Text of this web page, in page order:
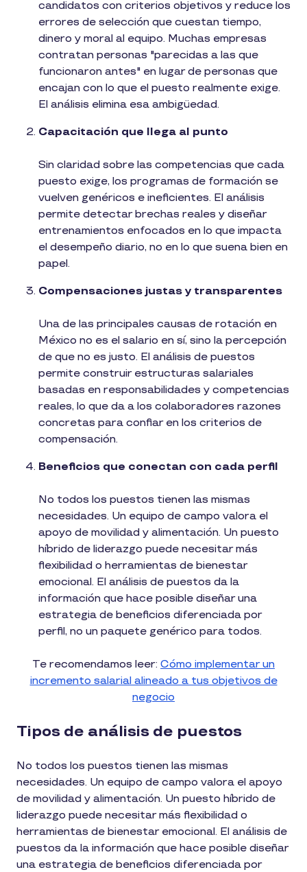
candidatos con criterios objetivos y reduce los
errores de selección que cuestan tiempo,
dinero y moral al equipo. Muchas empresas
contratan personas "parecidas a las que
funcionaron antes" en lugar de personas que
encajan con lo que el puesto realmente exige.
El análisis elimina esa ambigüedad.
Capacitación que llega al punto
Sin claridad sobre las competencias que cada
puesto exige, los programas de formación se
vuelven genéricos e ineficientes. El análisis
permite detectar brechas reales y diseñar
entrenamientos enfocados en lo que impacta
el desempeño diario, no en lo que suena bien en
papel.
Compensaciones justas y transparentes
Una de las principales causas de rotación en
México no es el salario en sí, sino la percepción
de que no es justo. El análisis de puestos
permite construir estructuras salariales
basadas en responsabilidades y competencias
reales, lo que da a los colaboradores razones
concretas para confiar en los criterios de
compensación.
Beneficios que conectan con cada perfil
No todos los puestos tienen las mismas
necesidades. Un equipo de campo valora el
apoyo de movilidad y alimentación. Un puesto
híbrido de liderazgo puede necesitar más
flexibilidad o herramientas de bienestar
emocional. El análisis de puestos da la
información que hace posible diseñar una
estrategia de beneficios diferenciada por
perfil, no un paquete genérico para todos.
Te recomendamos leer: Cómo implementar un
incremento salarial alineado a tus objetivos de
negocio
Tipos de análisis de puestos
No todos los puestos tienen las mismas
necesidades. Un equipo de campo valora el apoyo
de movilidad y alimentación. Un puesto híbrido de
liderazgo puede necesitar más flexibilidad o
herramientas de bienestar emocional. El análisis de
puestos da la información que hace posible diseñar
una estrategia de beneficios diferenciada por